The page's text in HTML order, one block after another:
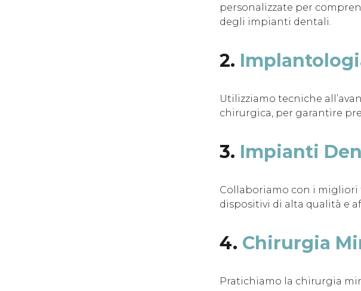
personalizzate per
degli impianti dentali.
2.
Utilizziamo tecniche
chirurgica, per garantire
3. Impianti
Collaboriamo con i
dispositivi di alta qualità e
4. Chirurgia
Pratichiamo la chirurgia